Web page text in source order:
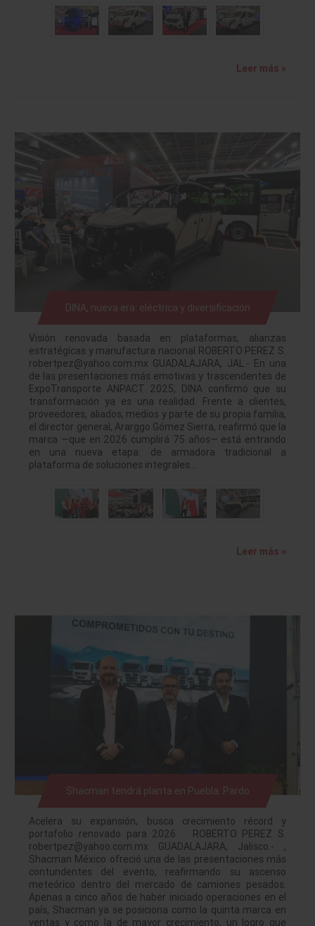
Leer más »
DINA, nueva era: eléctrica y diversificación
Visión renovada basada en plataformas, alianzas
estratégicas y manufactura nacional ROBERTO PEREZ S.
robertpez@yahoo.com.mx GUADALAJARA, JAL.- En una
de las presentaciones más emotivas y trascendentes de
ExpoTransporte ANPACT 2025, DINA confirmó que su
transformación ya es una realidad. Frente a clientes,
proveedores, aliados, medios y parte de su propia familia,
el director general, Ararggo Gómez Sierra, reafirmó que la
marca —que en 2026 cumplirá 75 años— está entrando
en una nueva etapa: de armadora tradicional a
plataforma de soluciones integrales…
Leer más »
Shacman tendrá planta en Puebla: Pardo
Acelera su expansión, busca crecimiento récord y
portafolio renovado para 2026 ROBERTO PEREZ S.
robertpez@yahoo.com.mx GUADALAJARA, Jalisco.- ,
Shacman México ofreció una de las presentaciones más
contundentes del evento, reafirmando su ascenso
meteórico dentro del mercado de camiones pesados.
Apenas a cinco años de haber iniciado operaciones en el
país, Shacman ya se posiciona como la quinta marca en
ventas y como la de mayor crecimiento, un logro que